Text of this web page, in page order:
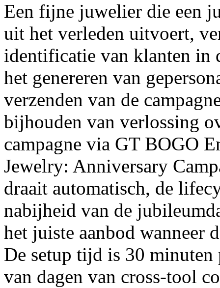
Een fijne juwelier die een
uit het verleden uitvoert,
identificatie van klanten in
het genereren van
verzenden van de
bijhouden van verlossing
campagne via GT BOGO
Jewelry: Anniversary
draait automatisch, de
nabijheid van de
het juiste aanbod wanneer
De setup tijd is 30
van dagen van cross-tool